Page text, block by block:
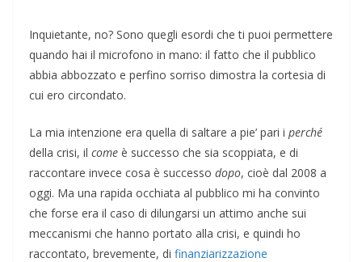
Inquietante, no? Sono quegli esordi che ti puoi permettere
quando hai il microfono in mano: il fatto che il pubblico
abbia abbozzato e perfino sorriso dimostra la cortesia di
cui ero circondato.
La mia intenzione era quella di saltare a pie’ pari i perché
della crisi, il come è successo che sia scoppiata, e di
raccontare invece cosa è successo dopo, cioè dal 2008 a
oggi. Ma una rapida occhiata al pubblico mi ha convinto
che forse era il caso di dilungarsi un attimo anche sui
meccanismi che hanno portato alla crisi, e quindi ho
raccontato, brevemente, di finanziarizzazione